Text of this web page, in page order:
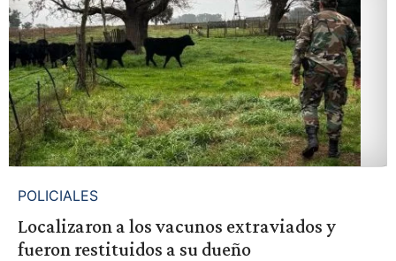
POLICIALES
Localizaron a los vacunos extraviados y
fueron restituidos a su dueño